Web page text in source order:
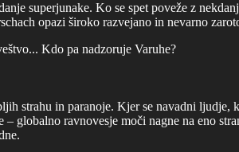
superjunake. Ko se spet poveže z
opazi široko razvejano in nevarno
Kdo pa nadzoruje Varuhe?
strahu in paranoje. Kjer se navadni
– globalno ravnovesje moči nagne na eno